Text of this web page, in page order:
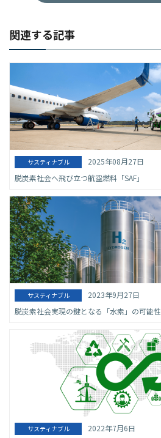
関連する記事
サスティナブル
2025年08月27日
脱炭素社会へ飛び立つ航空燃料「SAF」
サスティナブル
2023年9月27日
脱炭素社会実現の鍵となる「水素」の可能性
サスティナブル
2022年7月6日